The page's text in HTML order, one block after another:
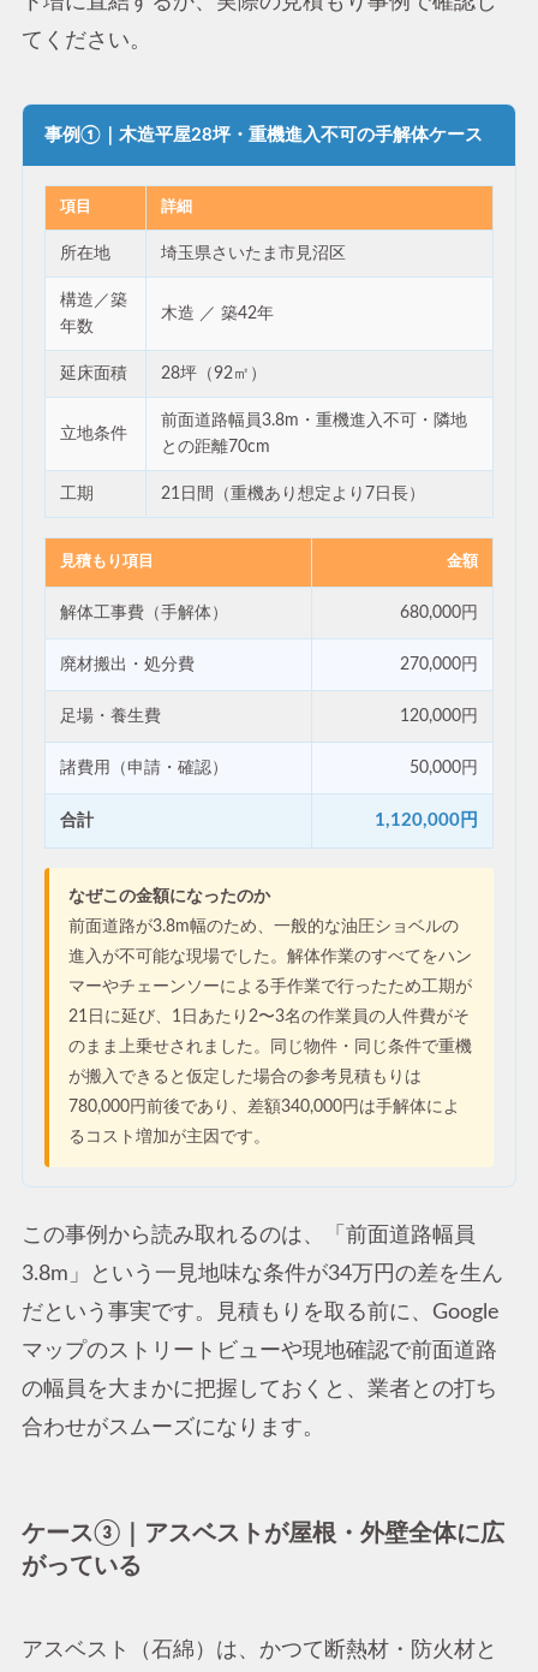
てください。
事例①｜木造平屋28坪・重機進入不可の手解体ケース
項目 詳細
所在地 埼玉県さいたま市見沼区
構造／築
年数
木造 ／ 築42年
延床面積 28坪（92㎡）
立地条件
前面道路幅員3.8m・重機進入不可・隣地
との距離70cm
工期 21日間（重機あり想定より7日長）
見積もり項目 金額
解体工事費（手解体） 680,000円
廃材搬出・処分費 270,000円
足場・養生費 120,000円
諸費用（申請・確認） 50,000円
合計 1,120,000円
なぜこの金額になったのか
前面道路が3.8m幅のため、一般的な油圧ショベルの
進入が不可能な現場でした。解体作業のすべてをハン
マーやチェーンソーによる手作業で行ったため工期が
21日に延び、1日あたり2〜3名の作業員の人件費がそ
のまま上乗せされました。同じ物件・同じ条件で重機
が搬入できると仮定した場合の参考見積もりは
780,000円前後であり、差額340,000円は手解体によ
るコスト増加が主因です。
この事例から読み取れるのは、「前面道路幅員
3.8m」という一見地味な条件が34万円の差を生ん
だという事実です。見積もりを取る前に、Google
マップのストリートビューや現地確認で前面道路
の幅員を大まかに把握しておくと、業者との打ち
合わせがスムーズになります。
ケース③｜アスベストが屋根・外壁全体に広
がっている
アスベスト（石綿）は、かつて断熱材・防火材と